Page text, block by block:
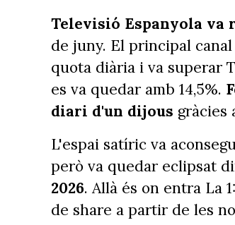
Televisió Espanyola va
de juny. El principal
quota diària i va superar
es va quedar amb 14,5%.
diari d'un dijous gràcies
L'espai satíric va
però va quedar eclipsat
2026. Allà és on entra La
de share a partir de les